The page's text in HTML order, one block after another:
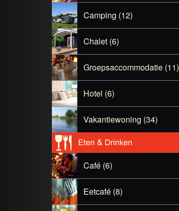
Camping (12)
Chalet (6)
Groepsaccommodatie (11)
Hotel (6)
Vakantiewoning (34)
Café (6)
Eetcafé (8)